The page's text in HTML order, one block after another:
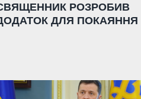
РОЗРОБИВ
ДЛЯ ПОКАЯННЯ